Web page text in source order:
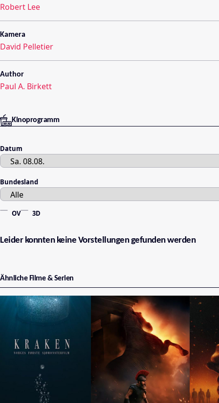
Robert Lee
Kamera
David Pelletier
Author
Paul A. Birkett
Kinoprogramm
Datum
Bundesland
OV 3D
Leider konnten keine Vorstellungen gefunden werden
Ähnliche Filme & Serien